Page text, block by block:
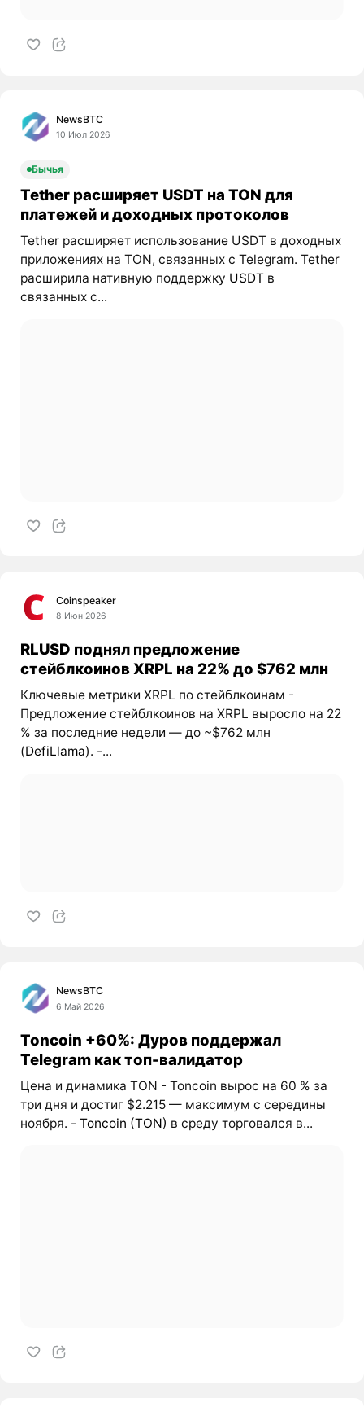
NewsBTC
10 Июл 2026
Бычья
Tether расширяет USDT на TON для
платежей и доходных протоколов
Tether расширяет использование USDT в доходных
приложениях на TON, связанных с Telegram. Tether
расширила нативную поддержку USDTв
связанных с...
Coinspeaker
8 Июн 2026
RLUSD поднял предложение
стейблкоинов XRPL на 22% до $762 млн
Ключевые метрики XRPL по стейблкоинам -
Предложение стейблкоинов на XRPL выросло на 22
% за последние недели — до ~$762 млн
(DefiLlama). -...
NewsBTC
6 Май 2026
Toncoin +60%: Дуров поддержал
Telegram как топ-валидатор
Цена и динамика TON - Toncoin вырос на 60 % за
три дня и достиг $2.215 — максимум с середины
ноября. - Toncoin (TON) в среду торговался в...